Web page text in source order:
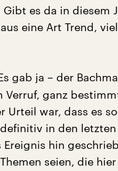
es da in diesem
eine Art Trend,
gab ja – der
ganz
Urteil war, dass es
in den
hin
seien, die